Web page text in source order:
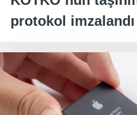
protokol imzalandı